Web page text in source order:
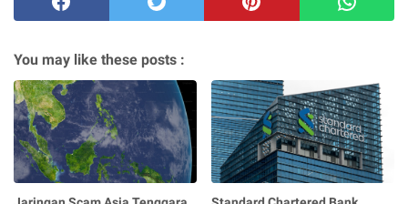
You may like these posts :